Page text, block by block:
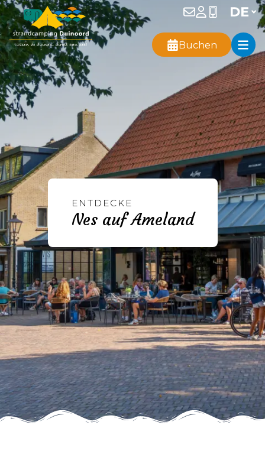
Buchen
ENTDECKE
Nes auf Ameland